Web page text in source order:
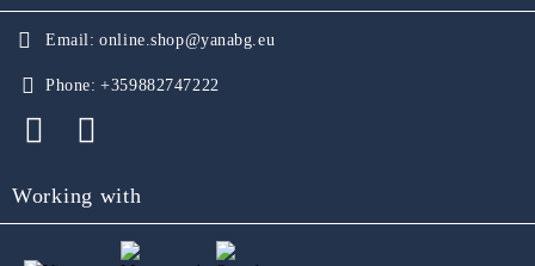
Email: online.shop@yanabg.eu
Phone: +359882747222
Working with